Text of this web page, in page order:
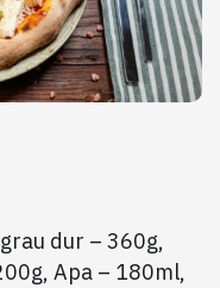
dur – 360g,
Apa – 180ml,